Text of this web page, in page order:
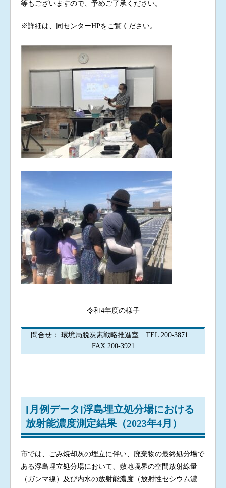
等もございますので、予めご了承ください。
※詳細は、同センターHPをご覧ください。
令和4年度の様子
問合せ： 環境局脱炭素戦略推進室 TEL 200-3871
FAX 200-3921
[月例データ]浮島埋立処分場における
放射能濃度測定結果（2023年4月）
市では、ごみ焼却灰の埋立に伴い、廃棄物の最終処分場で
ある浮島埋立処分場において、敷地境界の空間放射線量
（ガンマ線）及び内水の放射能濃度（放射性セシウム濃